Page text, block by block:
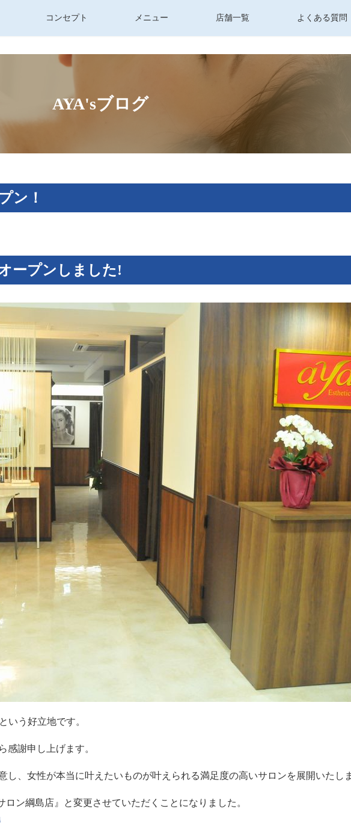
コンセプト メニュー 店舗一覧 よくある質問
AYA'sブログ
ン！
ープンしました!
いう好立地です。
感謝申し上げます。
、女性が本当に叶えたいものが叶えられる満足度の高いサロンを展開いたしま
ロン綱島店』と変更させていただくことになりました。